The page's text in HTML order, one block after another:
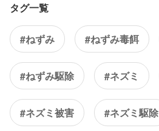
タグ一覧
#ねずみ #ねずみ毒餌
#ねずみ駆除 #ネズミ
#ネズミ被害 #ネズミ駆除